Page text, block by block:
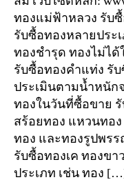
ทองแม่ฟ้าหลวง รับซื้
รับซื้อทองหลายประ
ทองชำรุด ทองไม่ไ
รับซื้อทองคำแท่ง รั
ประเมินตามน้ำหนัก
ทองในวันที่ซื้อขาย
สร้อยทอง แหวนทอง
ทอง และทองรูปพร
รับซื้อทองเค ทองขา
ประเภท เช่น ทอง